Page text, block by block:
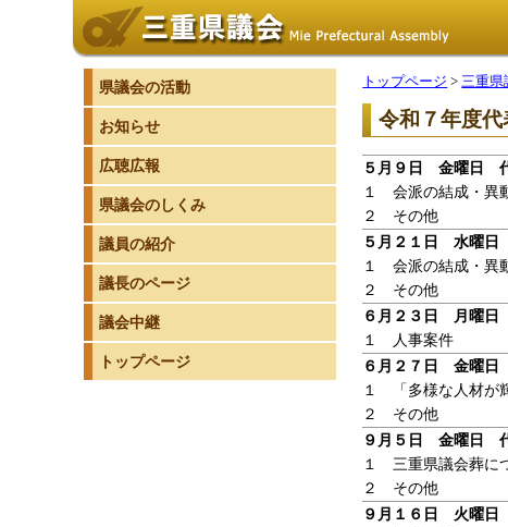
トップページ >三重県
令和７年度
５月９日 金曜日
１ 会派の結成・異
２ その他
５月２１日 水曜日
１ 会派の結成・異
２ その他
６月２３日 月曜日
１ 人事案件
６月２７日 金曜日
１ 「多様な人材が
２ その他
９月５日 金曜日
１ 三重県議会葬に
２ その他
９月１６日 火曜日
県議会の活動
お知らせ
広聴広報
県議会のしくみ
議員の紹介
議長のページ
議会中継
トップページ